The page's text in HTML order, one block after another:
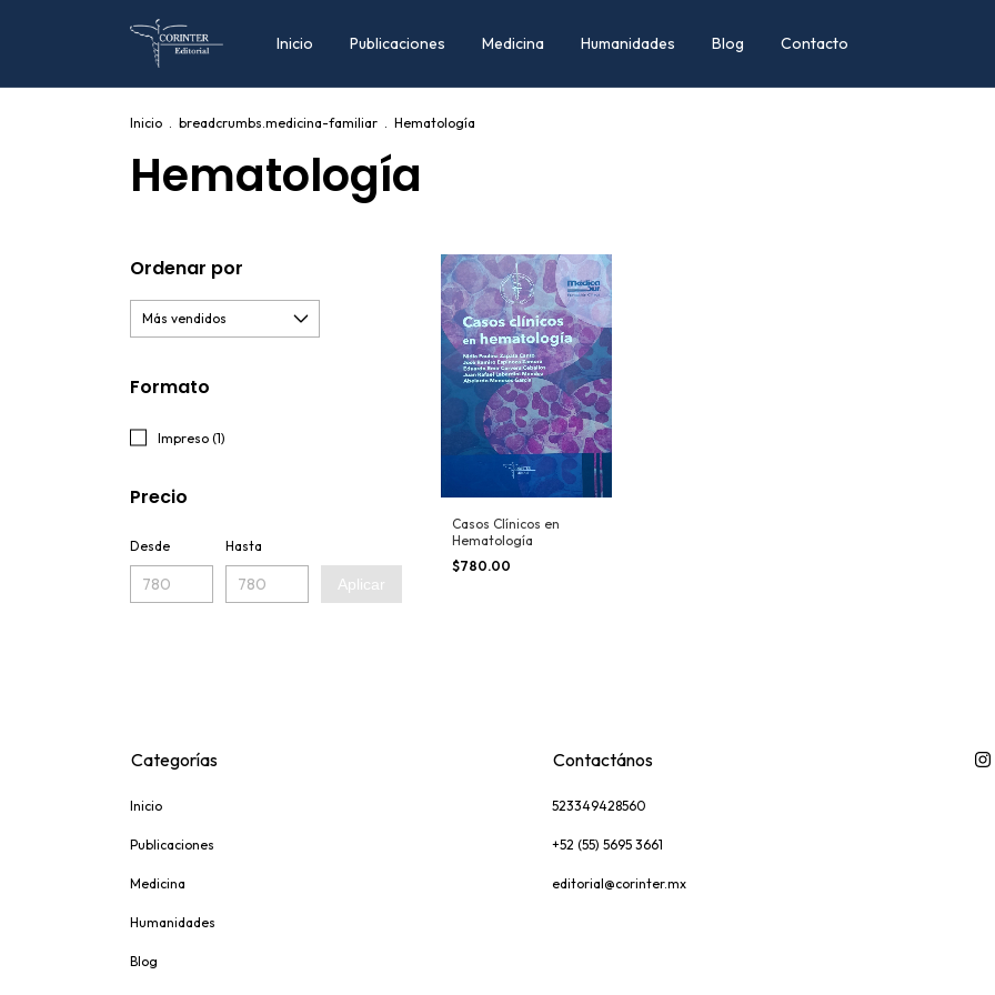
Inicio Publicaciones Medicina Humanidades Blog Contacto
Inicio . breadcrumbs.medicina-familiar . Hematología
Hematología
Ordenar por
Formato
Impreso (1)
Precio
Desde Hasta
Aplicar
Casos Clínicos en
Hematología
$780.00
Categorías
Inicio
Publicaciones
Medicina
Humanidades
Blog
Contactános
523349428560
+52 (55) 5695 3661
editorial@corinter.mx